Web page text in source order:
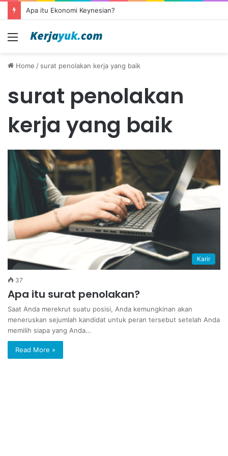
Apa itu Ekonomi Keynesian?
Menu
Home / surat penolakan kerja yang baik
surat penolakan
kerja yang baik
Karir
37
Apa itu surat penolakan?
Saat Anda merekrut suatu posisi, Anda kemungkinan akan
meneruskan sejumlah kandidat untuk peran tersebut setelah Anda
memilih siapa yang Anda…
Read More »